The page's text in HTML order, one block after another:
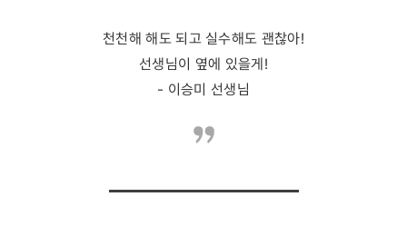
천천해 해도 되고 실수해도 괜찮아!
선생님이 옆에 있을게!
- 이승미 선생님